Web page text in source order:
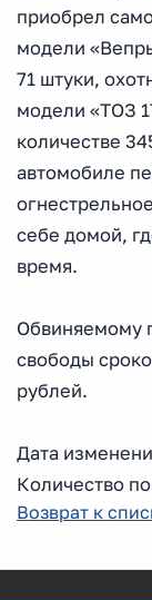
приобрел
модели
71 штуки,
модели «ТОЗ
количестве
автомобиле
себе домой,
время.
Обвиняемому
свободы
рублей.
Дата
Количество
Возврат к